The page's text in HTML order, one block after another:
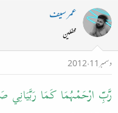
عمر سیف
محفلین
دسمبر 11، 2012
رَّبِّ ارْحَمْهُمَا كَمَا رَبَّيَانِي